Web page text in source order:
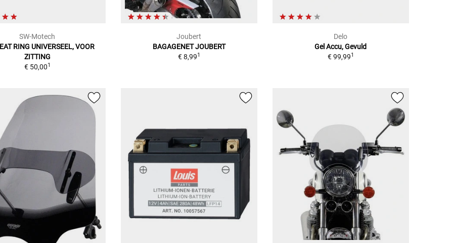
SW-Motech
RING UNIVERSEEL, VOOR
ZITTING
€ 50,001
Joubert
BAGAGENET JOUBERT
€ 8,991
Delo
Gel Accu, Gevuld
€ 99,991